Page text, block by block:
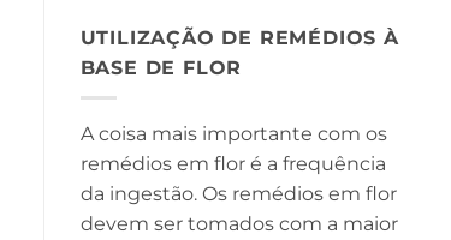
UTILIZAÇÃO DE REMÉDIOS À
BASE DE FLOR
A coisa mais importante com os
remédios em flor é a frequência
da ingestão. Os remédios em flor
devem ser tomados com a maior